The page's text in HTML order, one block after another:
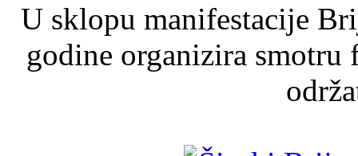
U sklopu manifestacije
godine organizira